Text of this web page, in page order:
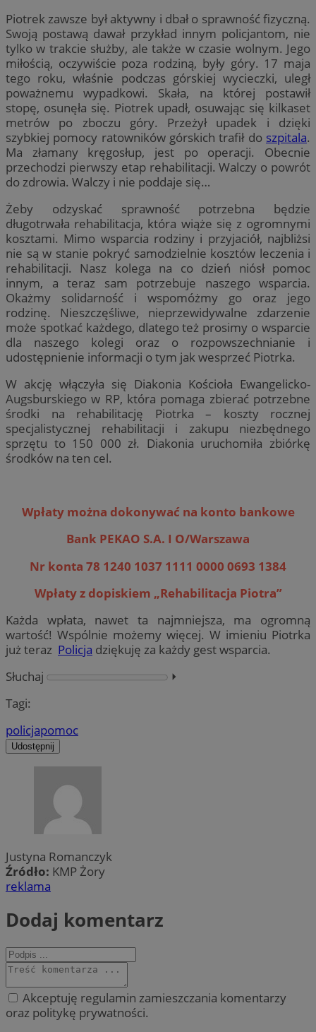
Piotrek zawsze był aktywny i dbał o sprawność fizyczną.
Swoją postawą dawał przykład innym policjantom, nie
tylko w trakcie służby, ale także w czasie wolnym. Jego
miłością, oczywiście poza rodziną, były góry. 17 maja
tego roku, właśnie podczas górskiej wycieczki, uległ
poważnemu wypadkowi. Skała, na której postawił
stopę, osunęła się. Piotrek upadł, osuwając się kilkaset
metrów po zboczu góry. Przeżył upadek i dzięki
szybkiej pomocy ratowników górskich trafił do szpitala.
Ma złamany kręgosłup, jest po operacji. Obecnie
przechodzi pierwszy etap rehabilitacji. Walczy o powrót
do zdrowia. Walczy i nie poddaje się…
Żeby odzyskać sprawność potrzebna będzie
długotrwała rehabilitacja, która wiąże się z ogromnymi
kosztami. Mimo wsparcia rodziny i przyjaciół, najbliżsi
nie są w stanie pokryć samodzielnie kosztów leczenia i
rehabilitacji. Nasz kolega na co dzień niósł pomoc
innym, a teraz sam potrzebuje naszego wsparcia.
Okażmy solidarność i wspomóżmy go oraz jego
rodzinę. Nieszczęśliwe, nieprzewidywalne zdarzenie
może spotkać każdego, dlatego też prosimy o wsparcie
dla naszego kolegi oraz o rozpowszechnianie i
udostępnienie informacji o tym jak wesprzeć Piotrka.
W akcję włączyła się Diakonia Kościoła Ewangelicko-
Augsburskiego w RP, która pomaga zbierać potrzebne
środki na rehabilitację Piotrka – koszty rocznej
specjalistycznej rehabilitacji i zakupu niezbędnego
sprzętu to 150 000 zł. Diakonia uruchomiła zbiórkę
środków na ten cel.
Wpłaty można dokonywać na konto bankowe
Bank PEKAO S.A. I O/Warszawa
Nr konta 78 1240 1037 1111 0000 0693 1384
Wpłaty z dopiskiem „Rehabilitacja Piotra”
Każda wpłata, nawet ta najmniejsza, ma ogromną
wartość! Wspólnie możemy więcej. W imieniu Piotrka
już teraz Policja dziękuję za każdy gest wsparcia.
Słuchaj
⏵︎
Tagi:
policjapomoc
Udostępnij
Justyna Romanczyk
Źródło: KMP Żory
reklama
Dodaj komentarz
Akceptuję regulamin zamieszczania komentarzy
oraz politykę prywatności.